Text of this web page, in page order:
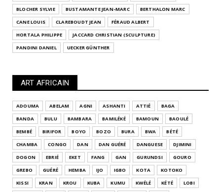
BLOCHER SYLVIE
BUSTAMANTE JEAN-MARC
BERTHALON MARC
CANE LOUIS
CLAREBOUDT JEAN
FÉRAUD ALBERT
HORTALA PHILIPPE
JACCARD CHRISTIAN (SCULPTURE)
PANDINI DANIEL
UECKER GÜNTHER
ART AFRICAIN
ADOUMA ABELAM AGNI ASHANTI ATTIÉ
BAGA
BANDA
BULU BAMBARA BAMILÉKÉ BAMOUN
BAOULÉ
BEMBÉ
BIRIFOR BOYO BOZO BURA BWA
BÉTÉ
CHAMBA
CONGO DAN DAN GUÉRÉ DANGUESE
DJIMINI
DOGON
EBRIÉ EKET FANG GAN GURUNDSI
GOURO
GREBO
GUÉRÉ HEMBA IJO IGBO KOTA
KOTOKO
KISSI
KRAN KROU KUBA KUMU KWÉLÉ KÉTÉ LOBI